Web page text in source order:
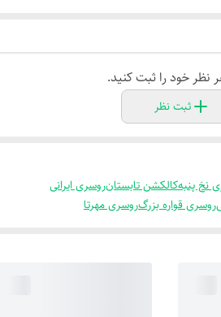
نظر خود را ثبت کنید.
ثبت نظر
نخ پنبهکالکشن تابستانروسری ایرانی
روسری قواره بزرگروسری مهرتا